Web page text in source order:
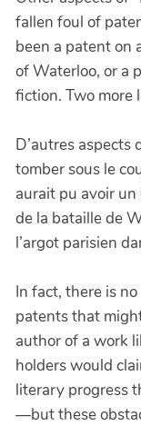
fallen foul of
been a patent on
of Waterloo, or a
fiction. Two more
D’autres aspects
tomber sous le
aurait pu avoir
de la bataille de
l’argot parisien
In fact, there is
patents that
author of a work
holders would
literary progress
—but these